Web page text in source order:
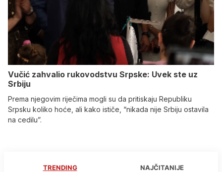
Vučić zahvalio rukovodstvu Srpske: Uvek ste uz
Srbiju
Prema njegovim riječima mogli su da pritiskaju Republiku
Srpsku koliko hoće, ali kako ističe, “nikada nije Srbiju ostavila
na cedilu”.
TRENDING NAJČITANIJE